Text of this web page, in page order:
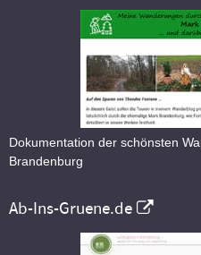
Dokumentation der schönsten
Brandenburg
Ab-Ins-Gruene.de